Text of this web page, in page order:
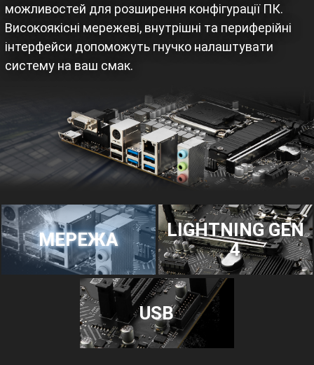
можливостей для розширення конфігурації ПК.
Високоякісні мережеві, внутрішні та периферійні
інтерфейси допоможуть гнучко налаштувати
систему на ваш смак.
МЕРЕЖА
LIGHTNING GEN
4
USB